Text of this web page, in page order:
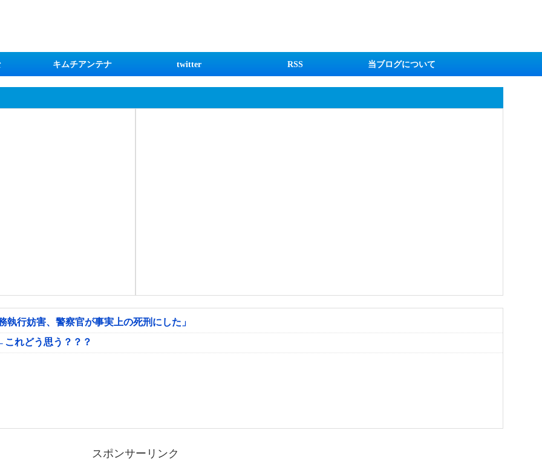
キムチアンテナ twitter RSS 当ブログについて
行妨害、警察官が事実上の死刑にした」
れどう思う？？？
スポンサーリンク